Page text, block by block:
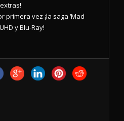
primera vez ¡la saga ‘Mad
y Blu-Ray!